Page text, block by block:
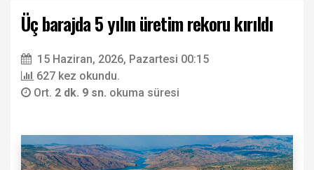
Üç barajda 5 yılın üretim rekoru kırıldı
15 Haziran, 2026, Pazartesi 00:15
627 kez okundu.
Ort. 2 dk. 9 sn. okuma süresi